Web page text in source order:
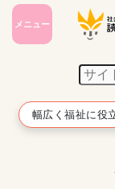
メニュー
幅広く福祉に役